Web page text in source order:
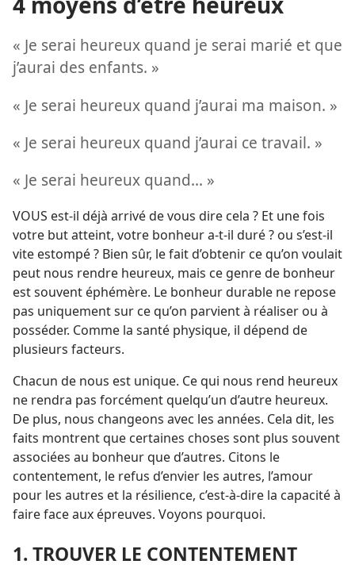
« Je serai heureux quand je serai marié et que
j’aurai des enfants. »
« Je serai heureux quand j’aurai ma maison. »
« Je serai heureux quand j’aurai ce travail. »
« Je serai heureux quand... »
VOUS est-il déjà arrivé de vous dire cela ? Et une fois
votre but atteint, votre bonheur a-t-il duré ? ou s’est-il
vite estompé ? Bien sûr, le fait d’obtenir ce qu’on voulait
peut nous rendre heureux, mais ce genre de bonheur
est souvent éphémère. Le bonheur durable ne repose
pas uniquement sur ce qu’on parvient à réaliser ou à
posséder. Comme la santé physique, il dépend de
plusieurs facteurs.
Chacun de nous est unique. Ce qui nous rend heureux
ne rendra pas forcément quelqu’un d’autre heureux.
De plus, nous changeons avec les années. Cela dit, les
faits montrent que certaines choses sont plus souvent
associées au bonheur que d’autres. Citons le
contentement, le refus d’envier les autres, l’amour
pour les autres et la résilience, c’est-à-dire la capacité à
faire face aux épreuves. Voyons pourquoi.
1. TROUVER LE CONTENTEMENT